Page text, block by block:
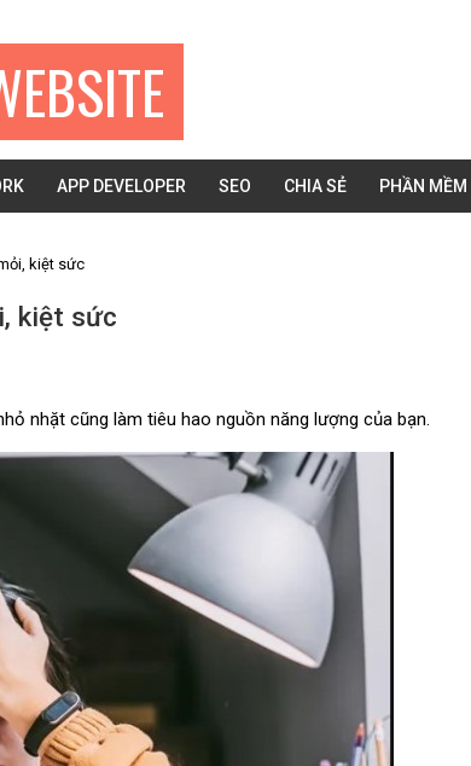
APP DEVELOPER SEO CHIA SẺ PHẦN MỀM
kiệt sức
kiệt sức
nhặt cũng làm tiêu hao nguồn năng lượng của bạn.